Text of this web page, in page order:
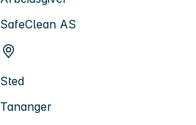
SafeClean AS
Sted
Tananger